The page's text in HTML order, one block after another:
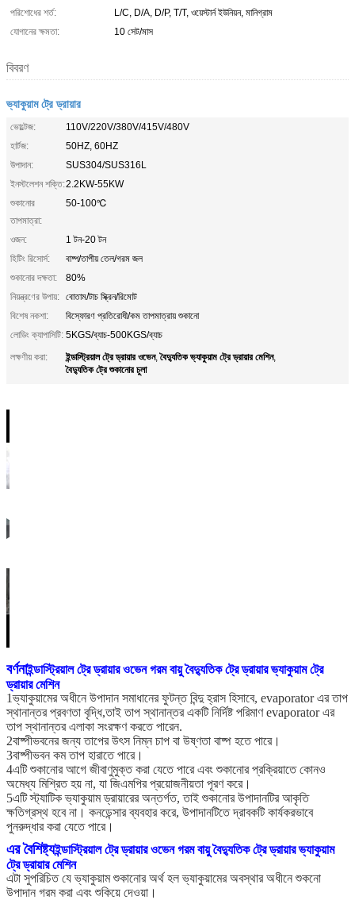
পরিশোধের শর্ত:
L/C, D/A, D/P, T/T, ওয়েস্টার্ন ইউনিয়ন, মানিগ্রাম
যোগানের ক্ষমতা:
10 সেট/মাস
বিবরণ
ভ্যাকুয়াম ট্রে ড্রায়ার
ভোল্টেজ:
110V/220V/380V/415V/480V
হার্টজ:
50HZ, 60HZ
উপাদান:
SUS304/SUS316L
ইনস্টলেশন শক্তি:2.2KW-55KW
শুকানোর
তাপমাত্রা:
50-100℃
ওজন:
1 টন-20 টন
হিটিং রিসোর্স:
বাষ্প/তাপীয় তেল/গরম জল
শুকানোর দক্ষতা:
80%
নিয়ন্ত্রণের উপায়: বোতাম/টাচ স্ক্রিন/রিমোট
বিশেষ নকশা:
বিস্ফোরণ প্রতিরোধী/কম তাপমাত্রায় শুকানো
লোডিং ক্যাপাসিটি: 5KGS/ব্যাচ-500KGS/ব্যাচ
লক্ষণীয় করা:
ইন্ডাস্ট্রিয়াল ট্রে ড্রায়ার ওভেন,বৈদ্যুতিক ভ্যাকুয়াম ট্রে ড্রায়ার মেশিন,
বৈদ্যুতিক ট্রে শুকানোর চুলা
বর্ণনাইন্ডাস্ট্রিয়াল ট্রে ড্রায়ার ওভেন গরম বায়ু বৈদ্যুতিক ট্রে ড্রায়ার ভ্যাকুয়াম ট্রে
ড্রায়ার মেশিন
1ভ্যাকুয়ামের অধীনে উপাদান সমাধানের ফুটন্ত বিন্দু হ্রাস হিসাবে, evaporator এর তাপ
স্থানান্তর প্রবণতা বৃদ্ধি,তাই তাপ স্থানান্তর একটি নির্দিষ্ট পরিমাণ evaporator এর
তাপ স্থানান্তর এলাকা সংরক্ষণ করতে পারেন.
2বাষ্পীভবনের জন্য তাপের উৎস নিম্ন চাপ বা উষ্ণতা বাষ্প হতে পারে।
3বাষ্পীভবন কম তাপ হারাতে পারে।
4এটি শুকানোর আগে জীবাণুমুক্ত করা যেতে পারে এবং শুকানোর প্রক্রিয়াতে কোনও
অমেধ্য মিশ্রিত হয় না, যা জিএমপির প্রয়োজনীয়তা পূরণ করে।
5এটি স্ট্যাটিক ভ্যাকুয়াম ড্রায়ারের অন্তর্গত, তাই শুকানোর উপাদানটির আকৃতি
ক্ষতিগ্রস্থ হবে না। কনডেন্সার ব্যবহার করে, উপাদানটিতে দ্রাবকটি কার্যকরভাবে
পুনরুদ্ধার করা যেতে পারে।
এর বৈশিষ্ট্যইন্ডাস্ট্রিয়াল ট্রে ড্রায়ার ওভেন গরম বায়ু বৈদ্যুতিক ট্রে ড্রায়ার ভ্যাকুয়াম
ট্রে ড্রায়ার মেশিন
এটা সুপরিচিত যে ভ্যাকুয়াম শুকানোর অর্থ হল ভ্যাকুয়ামের অবস্থার অধীনে শুকনো
উপাদান গরম করা এবং শুকিয়ে দেওয়া।